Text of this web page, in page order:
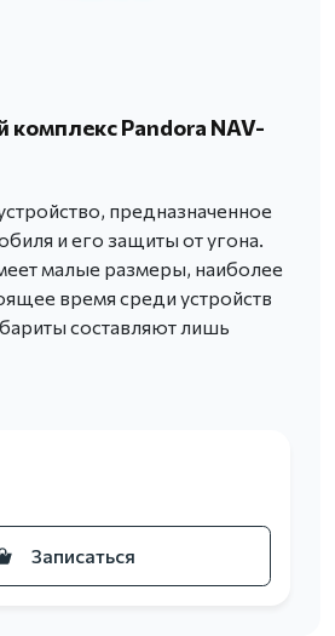
комплекс Pandora NAV-
предназначенное
и его защиты от угона.
малые размеры, наиболее
время среди устройств
составляют лишь
Записаться